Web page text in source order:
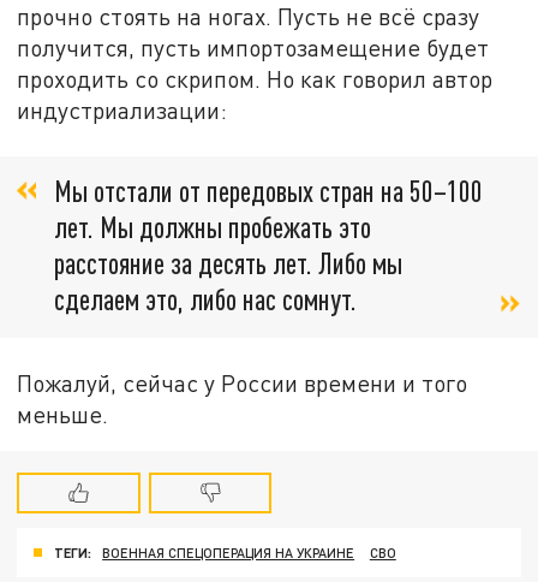
прочно стоять на ногах. Пусть не всё сразу
получится, пусть импортозамещение будет
проходить со скрипом. Но как говорил автор
индустриализации:
Мы отстали от передовых стран на 50–100
лет. Мы должны пробежать это
расстояние за десять лет. Либо мы
сделаем это, либо нас сомнут.
Пожалуй, сейчас у России времени и того
меньше.
ТЕГИ: ВОЕННАЯ СПЕЦОПЕРАЦИЯ НА УКРАИНЕ СВО